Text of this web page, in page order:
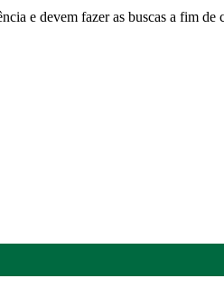
e devem fazer as buscas a fim de